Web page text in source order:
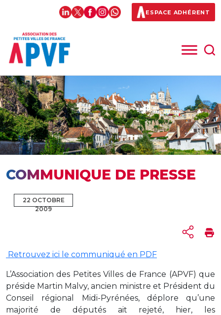
ESPACE ADHÉRENT
COMMUNIQUE DE PRESSE
22 OCTOBRE
2009
Retrouvez ici le communiqué en PDF
L’Association des Petites Villes de France (APVF) que
préside Martin Malvy, ancien ministre et Président du
Conseil régional Midi-Pyrénées, déplore qu’une
majorité de députés ait rejeté, hier, les